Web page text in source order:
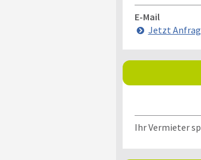
E-Mail
Jetzt
Ihr Vermieter